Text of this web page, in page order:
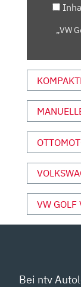
YOUTUBE
ANZEIGEN
„VW
VW
Bei ntv